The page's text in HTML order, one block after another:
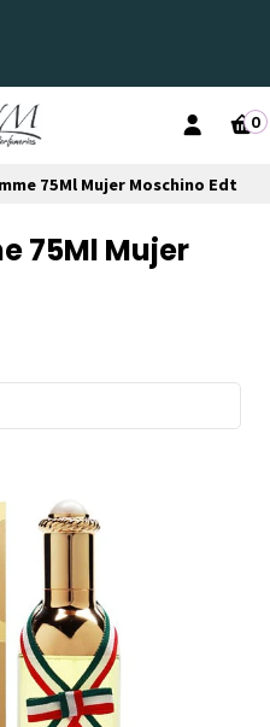
0
75Ml Mujer Moschino Edt
75Ml Mujer